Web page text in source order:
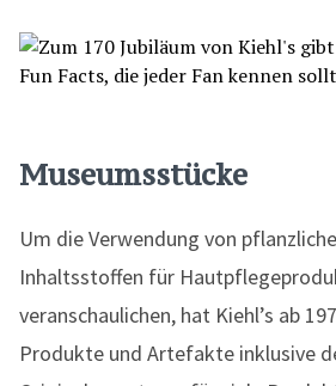
Museumsstücke
Um die Verwendung von
Inhaltsstoffen für
veranschaulichen, hat Kiehl’s ab
Produkte und Artefakte inklusive